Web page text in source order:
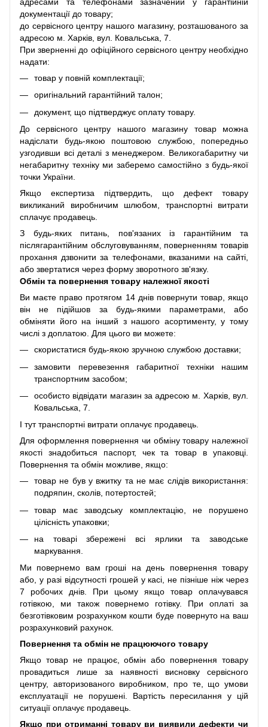
документації до товару;
до сервісного центру нашого магазину, розташованого за
адресою м. Харків, вул. Ковальська, 7.
При зверненні до офіційного сервісного центру необхідно
надати:
товар у повній комплектації;
оригінальний гарантійний талон;
документ, що підтверджує оплату товару.
До сервісного центру нашого магазину товар можна
надіслати будь-якою поштовою службою, попередньо
узгодивши всі деталі з менеджером. Великогабаритну чи
негабаритну техніку ми заберемо самостійно з будь-якої
точки України.
Якщо експертиза підтвердить, що дефект товару
викликаний виробничим шлюбом, транспортні витрати
сплачує продавець.
З будь-яких питань, пов'язаних із гарантійним та
післягарантійним обслуговуванням, поверненням товарів
прохання дзвонити за телефонами, вказаними на сайті,
або звертатися через форму зворотного зв'язку.
Обмін та повернення товару належної якості
Ви маєте право протягом 14 днів повернути товар, якщо
він не підійшов за будь-якими параметрами, або
обміняти його на інший з нашого асортименту, у тому
числі з доплатою. Для цього ви можете:
скористатися будь-якою зручною службою доставки;
замовити перевезення габаритної техніки нашим
транспортним засобом;
особисто відвідати магазин за адресою м. Харків, вул.
Ковальська, 7.
І тут транспортні витрати оплачує продавець.
Для оформлення повернення чи обміну товару належної
якості знадобиться паспорт, чек та товар в упаковці.
Повернення та обмін можливе, якщо:
товар не був у вжитку та не має слідів використання:
подряпин, сколів, потертостей;
товар має заводську комплектацію, не порушено
цілісність упаковки;
на товарі збережені всі ярлики та заводське
маркування.
Ми повернемо вам гроші на день повернення товару
або, у разі відсутності грошей у касі, не пізніше ніж через
7 робочих днів. При цьому якщо товар оплачувався
готівкою, ми також повернемо готівку. При оплаті за
безготівковим розрахунком кошти буде повернуто на ваш
розрахунковий рахунок.
Повернення та обмін не працюючого товару
Якщо товар не працює, обмін або повернення товару
провадиться лише за наявності висновку сервісного
центру, авторизованого виробником, про те, що умови
експлуатації не порушені. Вартість пересилання у цій
ситуації оплачує продавець.
Якщо при отриманні товару ви виявили дефекти чи